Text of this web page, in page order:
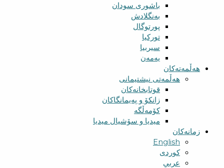
باشوری سودان
بەنگلادش
پورتوگال
تورکیا
سیربیا
یەمەن
هەڵمەتەکان
هەڵمەتی نیشتیمانی
قوتابخانەکان
زانکۆ و پەیمانگاکان
کۆمەڵگە
میدیا و سۆشیال میدیا
زمانەکان
English
کوردی
عربي